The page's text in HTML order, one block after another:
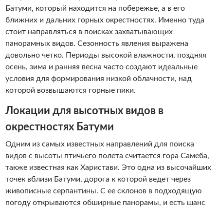
Батуми, который находится на побережье, а в его
ближних и дальних горных окрестностях. Именно туда
стоит направляться в поисках захватывающих
панорамных видов. Сезонность явления выражена
довольно четко. Периоды высокой влажности, поздняя
осень, зима и ранняя весна часто создают идеальные
условия для формирования низкой облачности, над
которой возвышаются горные пики.
Локации для высотных видов в
окрестностях Батуми
Одним из самых известных направлений для поиска
видов с высоты птичьего полета считается гора Самеба,
также известная как Харистави. Это одна из высочайших
точек вблизи Батуми, дорога к которой ведет через
живописные серпантины. С ее склонов в подходящую
погоду открываются обширные панорамы, и есть шанс